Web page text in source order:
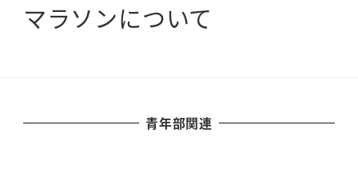
マラソンについて
青年部関連